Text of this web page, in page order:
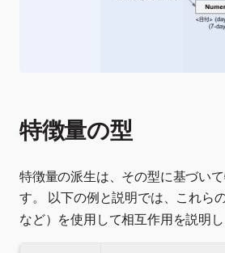
特徴量の型
特徴量の派生は、その型に基づい
す。 以下の例と説明では、これら
など）を使用して相互作用を説明し